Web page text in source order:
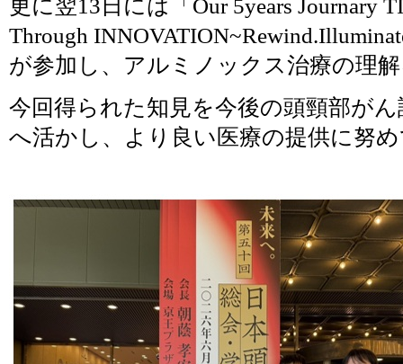
更に翌13日には「Our 5years Journary
Through
が参加し、アルミノックス治療の理
今回得られた知見を今後の頭頸部が
へ活かし、より良い医療の提供に努